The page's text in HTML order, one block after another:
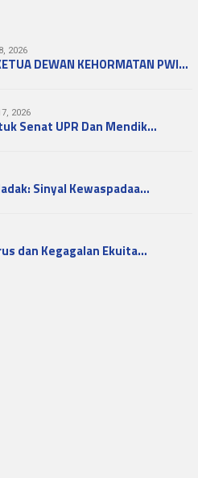
2026
DEWAN KEHORMATAN PWI…
2026
Senat UPR Dan Mendik…
Sinyal Kewaspadaa…
dan Kegagalan Ekuita…